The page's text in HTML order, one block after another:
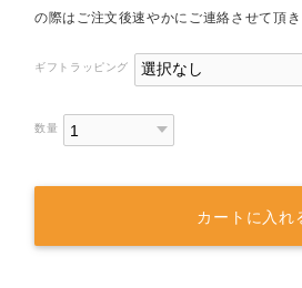
の際はご注文後速やかにご連絡させて頂き
ギフトラッピング
数量
カートに入れ